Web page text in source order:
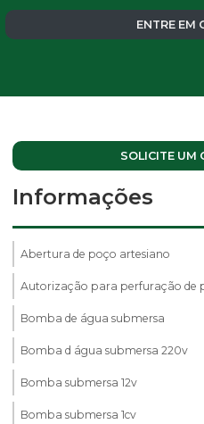
ENTRE EM
SOLICITE UM
Informações
Abertura de poço artesiano
Autorização para perfuração de
Bomba de água submersa
Bomba d água submersa 220v
Bomba submersa 12v
Bomba submersa 1cv